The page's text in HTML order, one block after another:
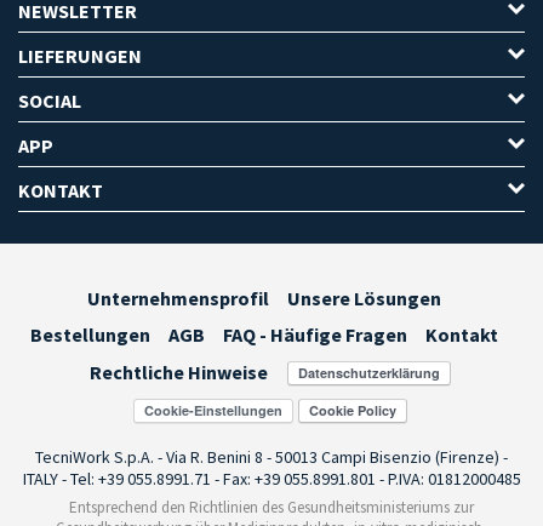
NEWSLETTER
LIEFERUNGEN
SOCIAL
APP
KONTAKT
Unternehmensprofil
Unsere Lösungen
Bestellungen
AGB FAQ - Häufige Fragen
Kontakt
Rechtliche Hinweise
Cookie-Einstellungen
TecniWork S.p.A. - Via R. Benini 8 - 50013 Campi Bisenzio (Firenze) -
ITALY - Tel: +39 055.8991.71 - Fax: +39 055.8991.801 - P.IVA: 01812000485
Entsprechend den Richtlinien des Gesundheitsministeriums zur